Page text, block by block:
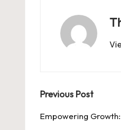
Post
navigation
Previous Post
Empowering